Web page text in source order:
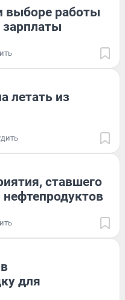
выборе работы
летать из
ставшего
для